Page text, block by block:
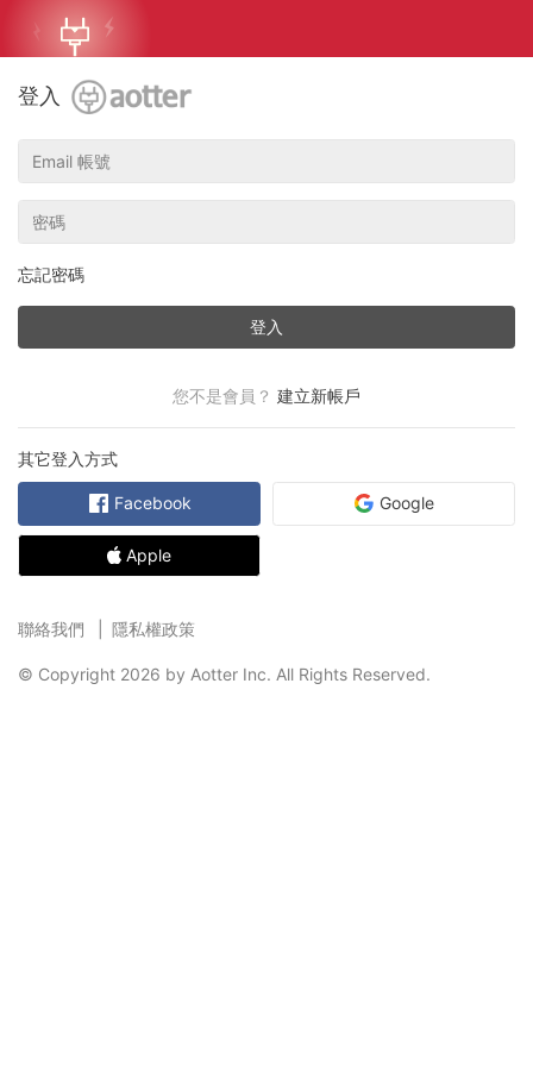
登入
忘記密碼
登入
您不是會員？ 建立新帳戶
其它登入方式
Facebook Google
Apple
聯絡我們 隱私權政策
© Copyright 2026 by Aotter Inc. All Rights Reserved.